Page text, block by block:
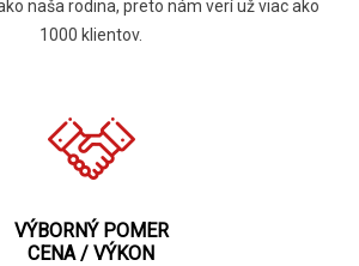
naša rodina, preto nám verí už viac ako
1000 klientov.
VÝBORNÝ POMER
CENA / VÝKON